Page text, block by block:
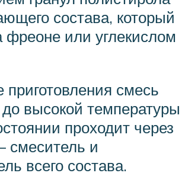
состава, который
фреоне или углекислом
приготовления смесь
высокой температуры
проходит через
смеситель и
всего состава.